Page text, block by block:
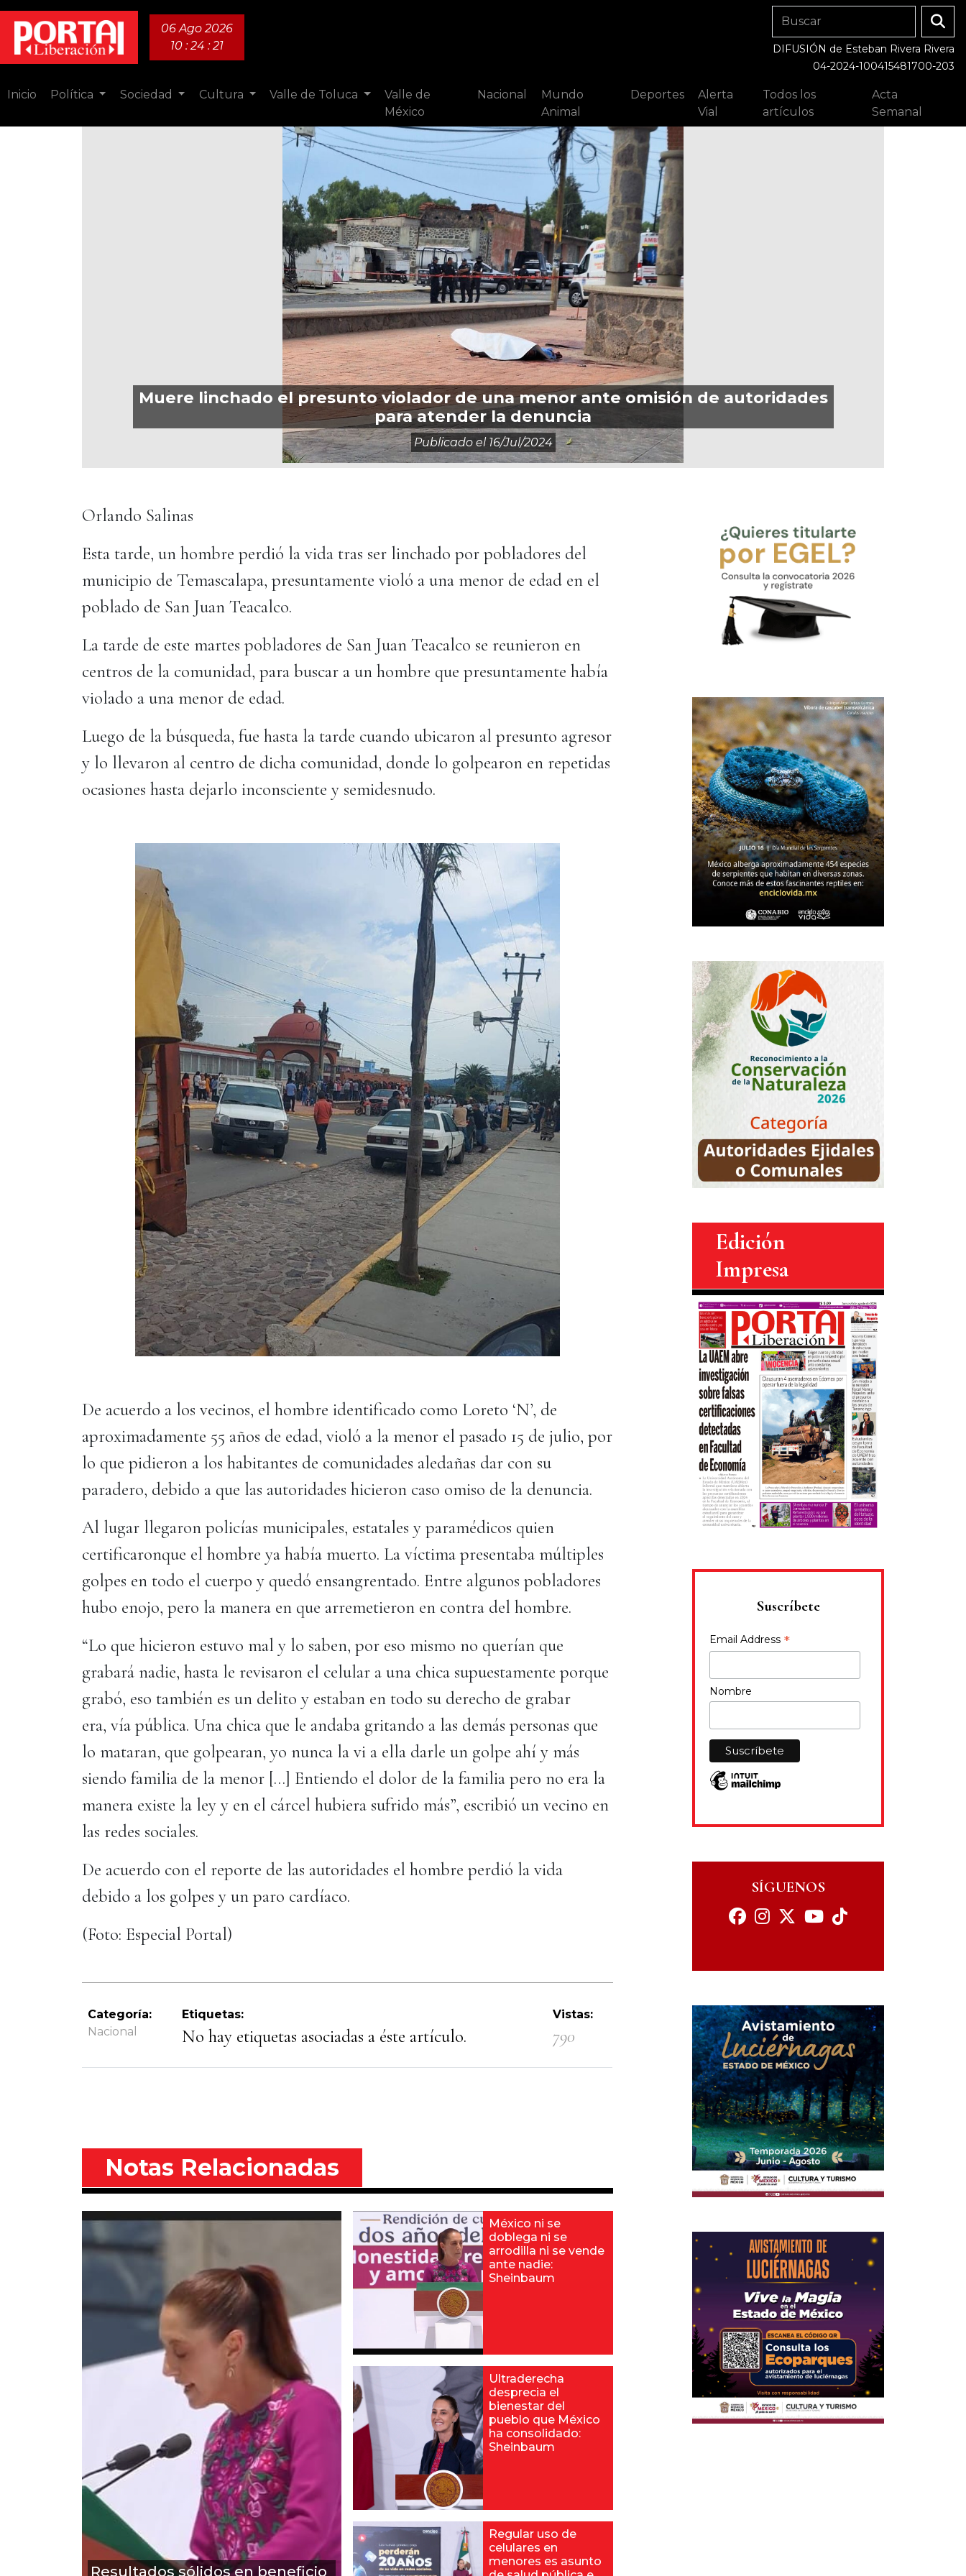
06 Ago 2026
10 : 24 : 22
DIFUSIÓN de Esteban Rivera Rivera
04-2024-100415481700-203
Inicio Política Sociedad Cultura Valle de Toluca
Valle de
México
Nacional
Mundo
Animal
Deportes
Alerta
Vial
Todos los
artículos
Acta
Semanal
Muere linchado el presunto violador de una menor ante omisión de autoridades
para atender la denuncia
Publicado el 16/jul/2024
Orlando Salinas
Esta tarde, un hombre perdió la vida tras ser linchado por pobladores del
municipio de Temascalapa, presuntamente violó a una menor de edad en el
poblado de San Juan Teacalco.
La tarde de este martes pobladores de San Juan Teacalco se reunieron en
centros de la comunidad, para buscar a un hombre que presuntamente había
violado a una menor de edad.
Luego de la búsqueda, fue hasta la tarde cuando ubicaron al presunto agresor
y lo llevaron al centro de dicha comunidad, donde lo golpearon en repetidas
ocasiones hasta dejarlo inconsciente y semidesnudo.
De acuerdo a los vecinos, el hombre identificado como Loreto ‘N’, de
aproximadamente 55 años de edad, violó a la menor el pasado 15 de julio, por
lo que pidieron a los habitantes de comunidades aledañas dar con su
paradero, debido a que las autoridades hicieron caso omiso de la denuncia.
Al lugar llegaron policías municipales, estatales y paramédicos quien
certificaronque el hombre ya había muerto. La víctima presentaba múltiples
golpes en todo el cuerpo y quedó ensangrentado. Entre algunos pobladores
hubo enojo, pero la manera en que arremetieron en contra del hombre.
“Lo que hicieron estuvo mal y lo saben, por eso mismo no querían que
grabará nadie, hasta le revisaron el celular a una chica supuestamente porque
grabó, eso también es un delito y estaban en todo su derecho de grabar
era, vía pública. Una chica que le andaba gritando a las demás personas que
lo mataran, que golpearan, yo nunca la vi a ella darle un golpe ahí y más
siendo familia de la menor […] Entiendo el dolor de la familia pero no era la
manera existe la ley y en el cárcel hubiera sufrido más”, escribió un vecino en
las redes sociales.
De acuerdo con el reporte de las autoridades el hombre perdió la vida
debido a los golpes y un paro cardíaco.
(Foto: Especial Portal)
Categoría:
Nacional
Etiquetas:
No hay etiquetas asociadas a éste artículo.
Vistas:
790
Notas Relacionadas
Resultados sólidos en beneficio
México ni se
doblega ni se
arrodilla ni se vende
ante nadie:
Sheinbaum
Ultraderecha
desprecia el
bienestar del
pueblo que México
ha consolidado:
Sheinbaum
Regular uso de
celulares en
menores es asunto
Edición
Impresa
Suscríbete
Email Address *
Nombre
SÍGUENOS